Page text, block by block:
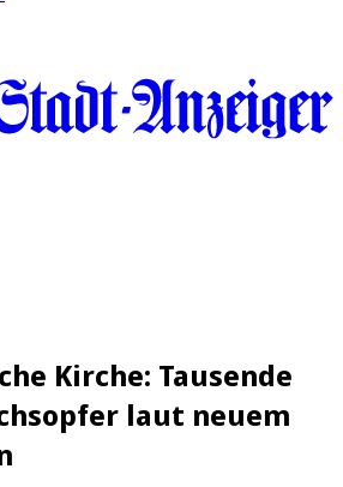
Kirche: Tausende
laut neuem